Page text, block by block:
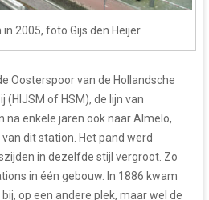
2005, foto Gijs den Heijer
Oosterspoor van de Hollandsche
(HIJSM of HSM), de lijn van
na enkele jaren ook naar Almelo,
dit station. Het pand werd
in dezelfde stijl vergroot. Zo
in één gebouw. In 1886 kwam
op een andere plek, maar wel de